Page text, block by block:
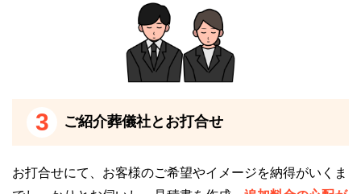
草津市営火葬場は、草津市が運営している公営斎場な
ので、草津市にお住まいの方は、お値打ちな価格で利
用することができます。
ついて
るため、ご遺体の安置が可能です。
3 ご紹介葬儀社とお打合せ
お打合せにて、お客様のご希望やイメージを納得がいくま